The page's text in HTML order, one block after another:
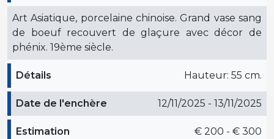
Art Asiatique, porcelaine chinoise. Grand vase sang
de boeuf recouvert de glaçure avec décor de
phénix. 19ème siècle.
Détails Hauteur: 55 cm.
Date de l'enchère 12/11/2025 - 13/11/2025
Estimation € 200 - € 300